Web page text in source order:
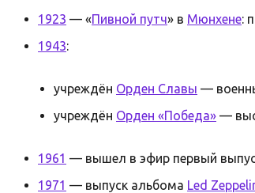
1923 — «Пивной путч» в Мюнхене:
1943:
учреждён Орден Славы —
учреждён Орден «Победа» —
1961 — вышел в эфир первый
1971 — выпуск альбома Led